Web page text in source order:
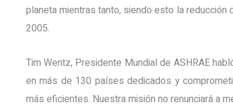
planeta mientras tanto, siendo esto la
2005.
Tim Wentz, Presidente Mundial de ASHRAE
en más de 130 países dedicados y
más eficientes. Nuestra misión no renunciará a